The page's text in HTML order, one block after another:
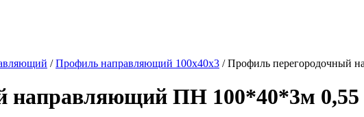
/Профиль направляющий 100х40х3 / Профиль перегородочный
направляющий ПН 100*40*3м 0,55